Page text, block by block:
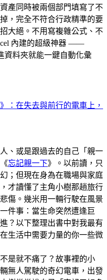
產同時被兩個部門填寫了不
，完全不符合行政精準的要
大絕。不用寫複雜公式、不
內建的超級神器 ——
資料夾就能一鍵自動化彙
：在失去與前行的電車上，
、或是跟過去的自己「親一
忘記親一下》。以前讀，只
；但現在身為在職場與家庭
才讀懂了主角小樹那趟旅行
傷。幾米用一輛行駛在風景
件事：當生命突然遭逢巨
？以下整理出書中對我最有
生活中需要力量的你一些微
是就不痛了？故事裡的小
無人駕駛的奇幻電車，出發